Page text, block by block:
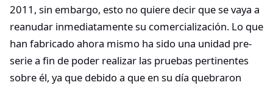
2011, sin embargo, esto no quiere decir que se vaya a
reanudar inmediatamente su comercialización. Lo que
han fabricado ahora mismo ha sido una unidad pre-
serie a fin de poder realizar las pruebas pertinentes
sobre él, ya que debido a que en su día quebraron